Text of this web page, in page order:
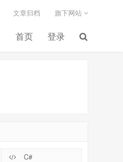
首页 登录
文章归档 旗下网站
C#